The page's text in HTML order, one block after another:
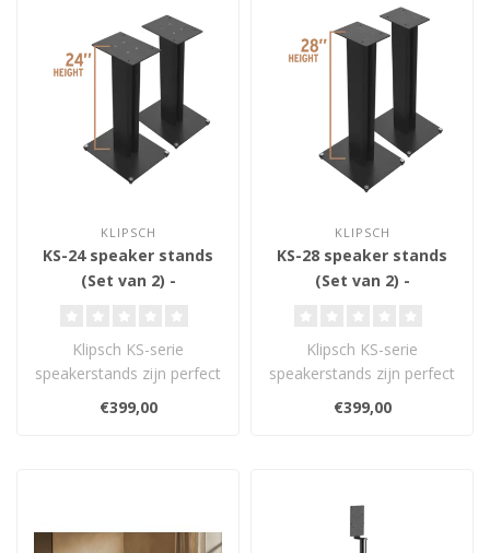
KLIPSCH
KS-24 speaker stands
(Set van 2) -
Klipsch KS-serie
speakerstands zijn perfect
voor je boekenplank- of
actieve luid..
€399,00
KLIPSCH
KS-28 speaker stands
(Set van 2) -
Klipsch KS-serie
speakerstands zijn perfect
voor je boekenplank- of
actieve luid..
€399,00